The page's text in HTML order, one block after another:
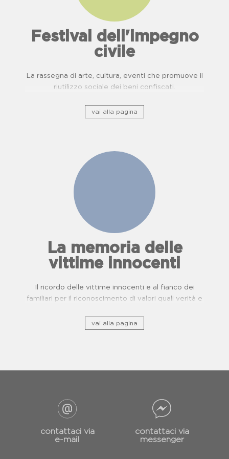
Festival dell'impegno
civile
La rassegna di arte, cultura, eventi che promuove il
riutilizzo sociale dei beni confiscati.
vai alla pagina
La memoria delle
vittime innocenti
Il ricordo delle vittime innocenti e al fianco dei
familiari per il riconoscimento di valori quali verità e
vai alla pagina
contattaci via
e-mail
contattaci via
messenger